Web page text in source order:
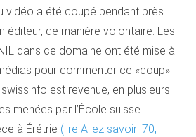
vidéo a été coupé pendant près
éditeur, de manière volontaire. Les
dans ce domaine ont été mise à
pour commenter ce «coup».
est revenue, en plusieurs
menées par l’École suisse
à Érétrie (lire Allez savoir! 70,